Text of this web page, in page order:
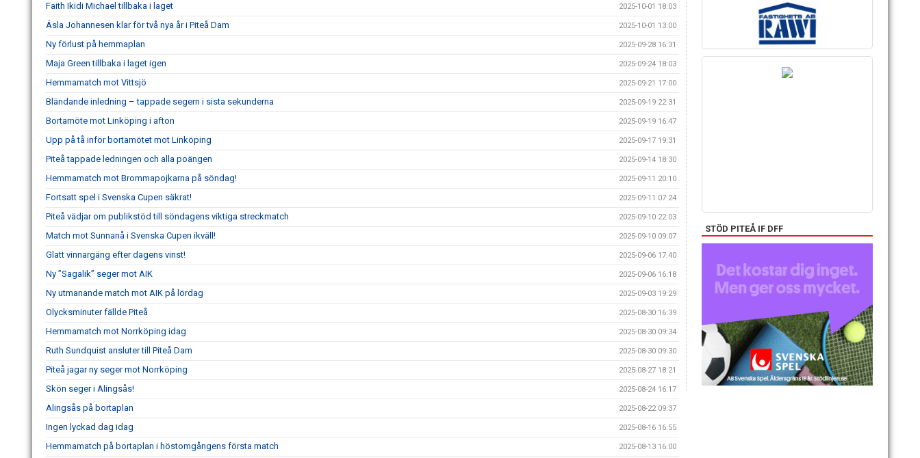
Faith Ikidi Michael tillbaka i laget 2025-10-01 18:03
Ásla Johannesen klar för två nya år i Piteå Dam 2025-10-01 13:00
Ny förlust på hemmaplan 2025-09-28 16:31
Maja Green tillbaka i laget igen 2025-09-24 18:03
Hemmamatch mot Vittsjö 2025-09-21 17:00
Bländande inledning – tappade segern i sista sekunderna 2025-09-19 22:31
Bortamöte mot Linköping i afton 2025-09-19 16:47
Upp på tå inför bortamötet mot Linköping 2025-09-17 19:31
Piteå tappade ledningen och alla poängen 2025-09-14 18:30
Hemmamatch mot Brommapojkarna på söndag! 2025-09-11 20:10
Fortsatt spel i Svenska Cupen säkrat! 2025-09-11 07:24
Piteå vädjar om publikstöd till söndagens viktiga streckmatch 2025-09-10 22:03
Match mot Sunnanå i Svenska Cupen ikväll! 2025-09-10 09:07
Glatt vinnargäng efter dagens vinst! 2025-09-06 17:40
Ny ”Sagalik” seger mot AIK 2025-09-06 16:18
Ny utmanande match mot AIK på lördag 2025-09-03 19:29
Olycksminuter fällde Piteå 2025-08-30 16:39
Hemmamatch mot Norrköping idag 2025-08-30 09:34
Ruth Sundquist ansluter till Piteå Dam 2025-08-30 09:30
Piteå jagar ny seger mot Norrköping 2025-08-27 18:21
Skön seger i Alingsås! 2025-08-24 16:17
Alingsås på bortaplan 2025-08-22 09:37
Ingen lyckad dag idag 2025-08-16 16:55
Hemmamatch på bortaplan i höstomgångens första match 2025-08-13 16:00
STÖD PITEÅ IF DFF